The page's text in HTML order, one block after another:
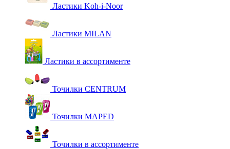
Ластики Koh-i-Noor
Ластики MILAN
Ластики в ассортименте
Точилки CENTRUM
Точилки MAPED
Точилки в ассортименте